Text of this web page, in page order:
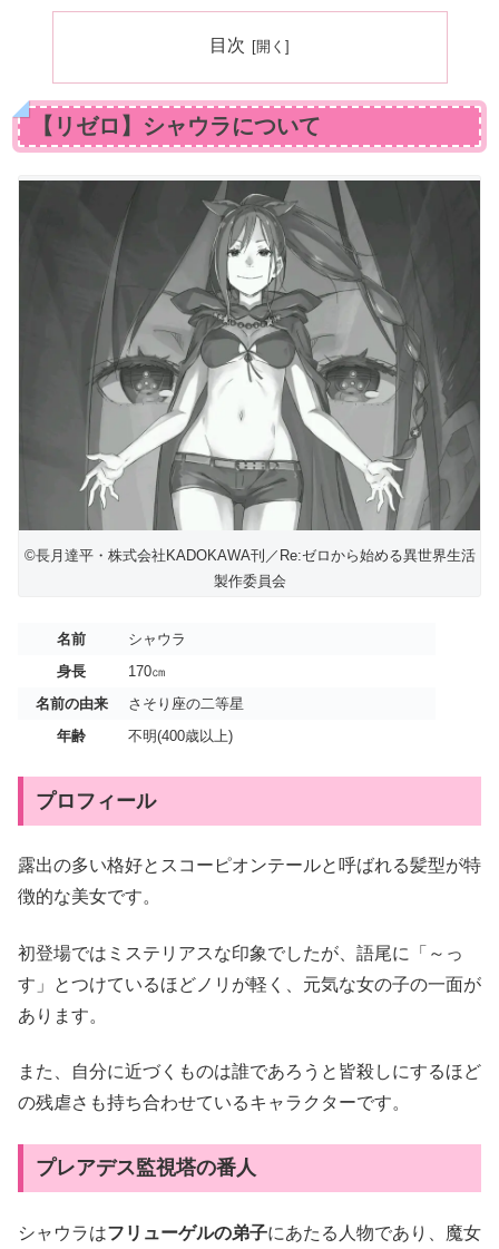
目次
【リゼロ】シャウラについて
©長月達平・株式会社KADOKAWA刊／Re:ゼロから始める異世界生活
製作委員会
名前
シャウラ
身長
170㎝
名前の由来
さそり座の二等星
年齢
不明(400歳以上)
プロフィール
露出の多い格好とスコーピオンテールと呼ばれる髪型が特
徴的な美女です。
初登場ではミステリアスな印象でしたが、語尾に「～っ
す」とつけているほどノリが軽く、元気な女の子の一面が
あります。
また、自分に近づくものは誰であろうと皆殺しにするほど
の残虐さも持ち合わせているキャラクターです。
プレアデス監視塔の番人
シャウラはフリューゲルの弟子にあたる人物であり、魔女